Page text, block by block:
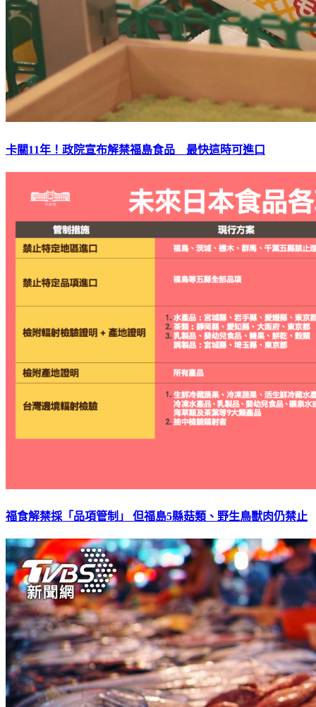
卡關11年！政院宣布解禁福島食品 最快這時可進口
福食解禁採「品項管制」 但福島5縣菇類、野生鳥獸肉仍禁止